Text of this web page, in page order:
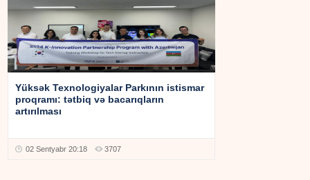
Yüksək Texnologiyalar Parkının istismar
proqramı: tətbiq və bacarıqların
artırılması
02 Sentyabr 20:18 3707